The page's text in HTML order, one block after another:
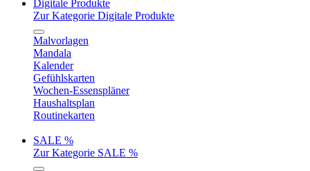
Digitale Produkte
Zur Kategorie Digitale Produkte
Malvorlagen
Mandala
Kalender
Gefühlskarten
Wochen-Essenspläner
Haushaltsplan
Routinekarten
SALE %
Zur Kategorie SALE %